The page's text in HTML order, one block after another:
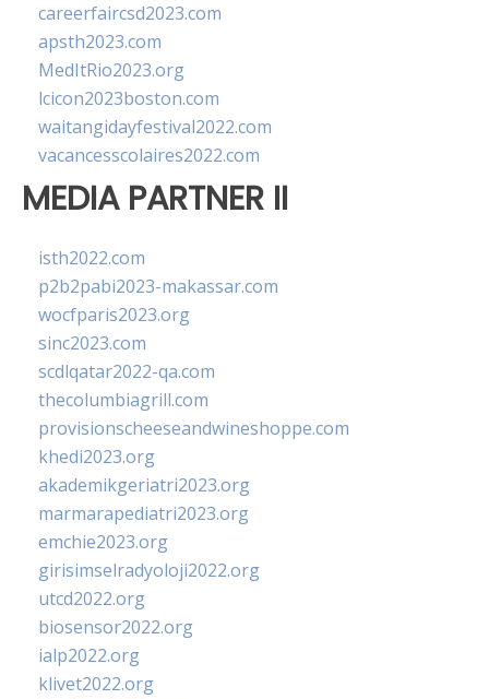
careerfaircsd2023.com
apsth2023.com
MedItRio2023.org
lcicon2023boston.com
waitangidayfestival2022.com
vacancesscolaires2022.com
MEDIA PARTNER II
isth2022.com
p2b2pabi2023-makassar.com
wocfparis2023.org
sinc2023.com
scdlqatar2022-qa.com
thecolumbiagrill.com
provisionscheeseandwineshoppe.com
khedi2023.org
akademikgeriatri2023.org
marmarapediatri2023.org
emchie2023.org
girisimselradyoloji2022.org
utcd2022.org
biosensor2022.org
ialp2022.org
klivet2022.org